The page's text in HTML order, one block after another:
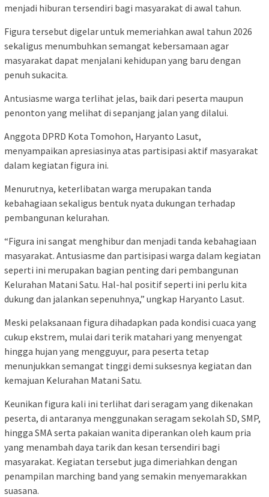
menjadi hiburan tersendiri bagi masyarakat di awal tahun.
Figura tersebut digelar untuk memeriahkan awal tahun 2026
sekaligus menumbuhkan semangat kebersamaan agar
masyarakat dapat menjalani kehidupan yang baru dengan
penuh sukacita.
Antusiasme warga terlihat jelas, baik dari peserta maupun
penonton yang melihat di sepanjang jalan yang dilalui.
Anggota DPRD Kota Tomohon, Haryanto Lasut,
menyampaikan apresiasinya atas partisipasi aktif masyarakat
dalam kegiatan figura ini.
Menurutnya, keterlibatan warga merupakan tanda
kebahagiaan sekaligus bentuk nyata dukungan terhadap
pembangunan kelurahan.
“Figura ini sangat menghibur dan menjadi tanda kebahagiaan
masyarakat. Antusiasme dan partisipasi warga dalam kegiatan
seperti ini merupakan bagian penting dari pembangunan
Kelurahan Matani Satu. Hal-hal positif seperti ini perlu kita
dukung dan jalankan sepenuhnya,” ungkap Haryanto Lasut.
Meski pelaksanaan figura dihadapkan pada kondisi cuaca yang
cukup ekstrem, mulai dari terik matahari yang menyengat
hingga hujan yang mengguyur, para peserta tetap
menunjukkan semangat tinggi demi suksesnya kegiatan dan
kemajuan Kelurahan Matani Satu.
Keunikan figura kali ini terlihat dari seragam yang dikenakan
peserta, di antaranya menggunakan seragam sekolah SD, SMP,
hingga SMA serta pakaian wanita diperankan oleh kaum pria
yang menambah daya tarik dan kesan tersendiri bagi
masyarakat. Kegiatan tersebut juga dimeriahkan dengan
penampilan marching band yang semakin menyemarakkan
suasana.